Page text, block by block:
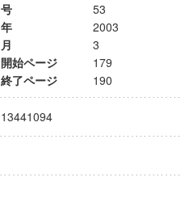
号
53
年
2003
月
3
開始ページ
179
終了ページ
190
13441094